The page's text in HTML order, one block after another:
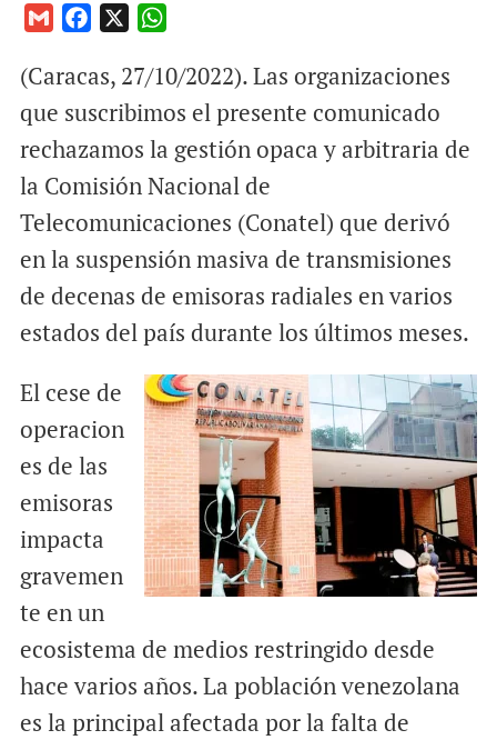
a
i
c
e
o
o
k
a
t
A
p
p
(Caracas, 27/10/2022). Las organizaciones
que suscribimos el presente comunicado
rechazamos la gestión opaca y arbitraria de
la Comisión Nacional de
Telecomunicaciones (Conatel) que derivó
en la suspensión masiva de transmisiones
de decenas de emisoras radiales en varios
estados del país durante los últimos meses.
El cese de
operacion
es de las
emisoras
impacta
gravemen
te en un
ecosistema de medios restringido desde
hace varios años. La población venezolana
es la principal afectada por la falta de